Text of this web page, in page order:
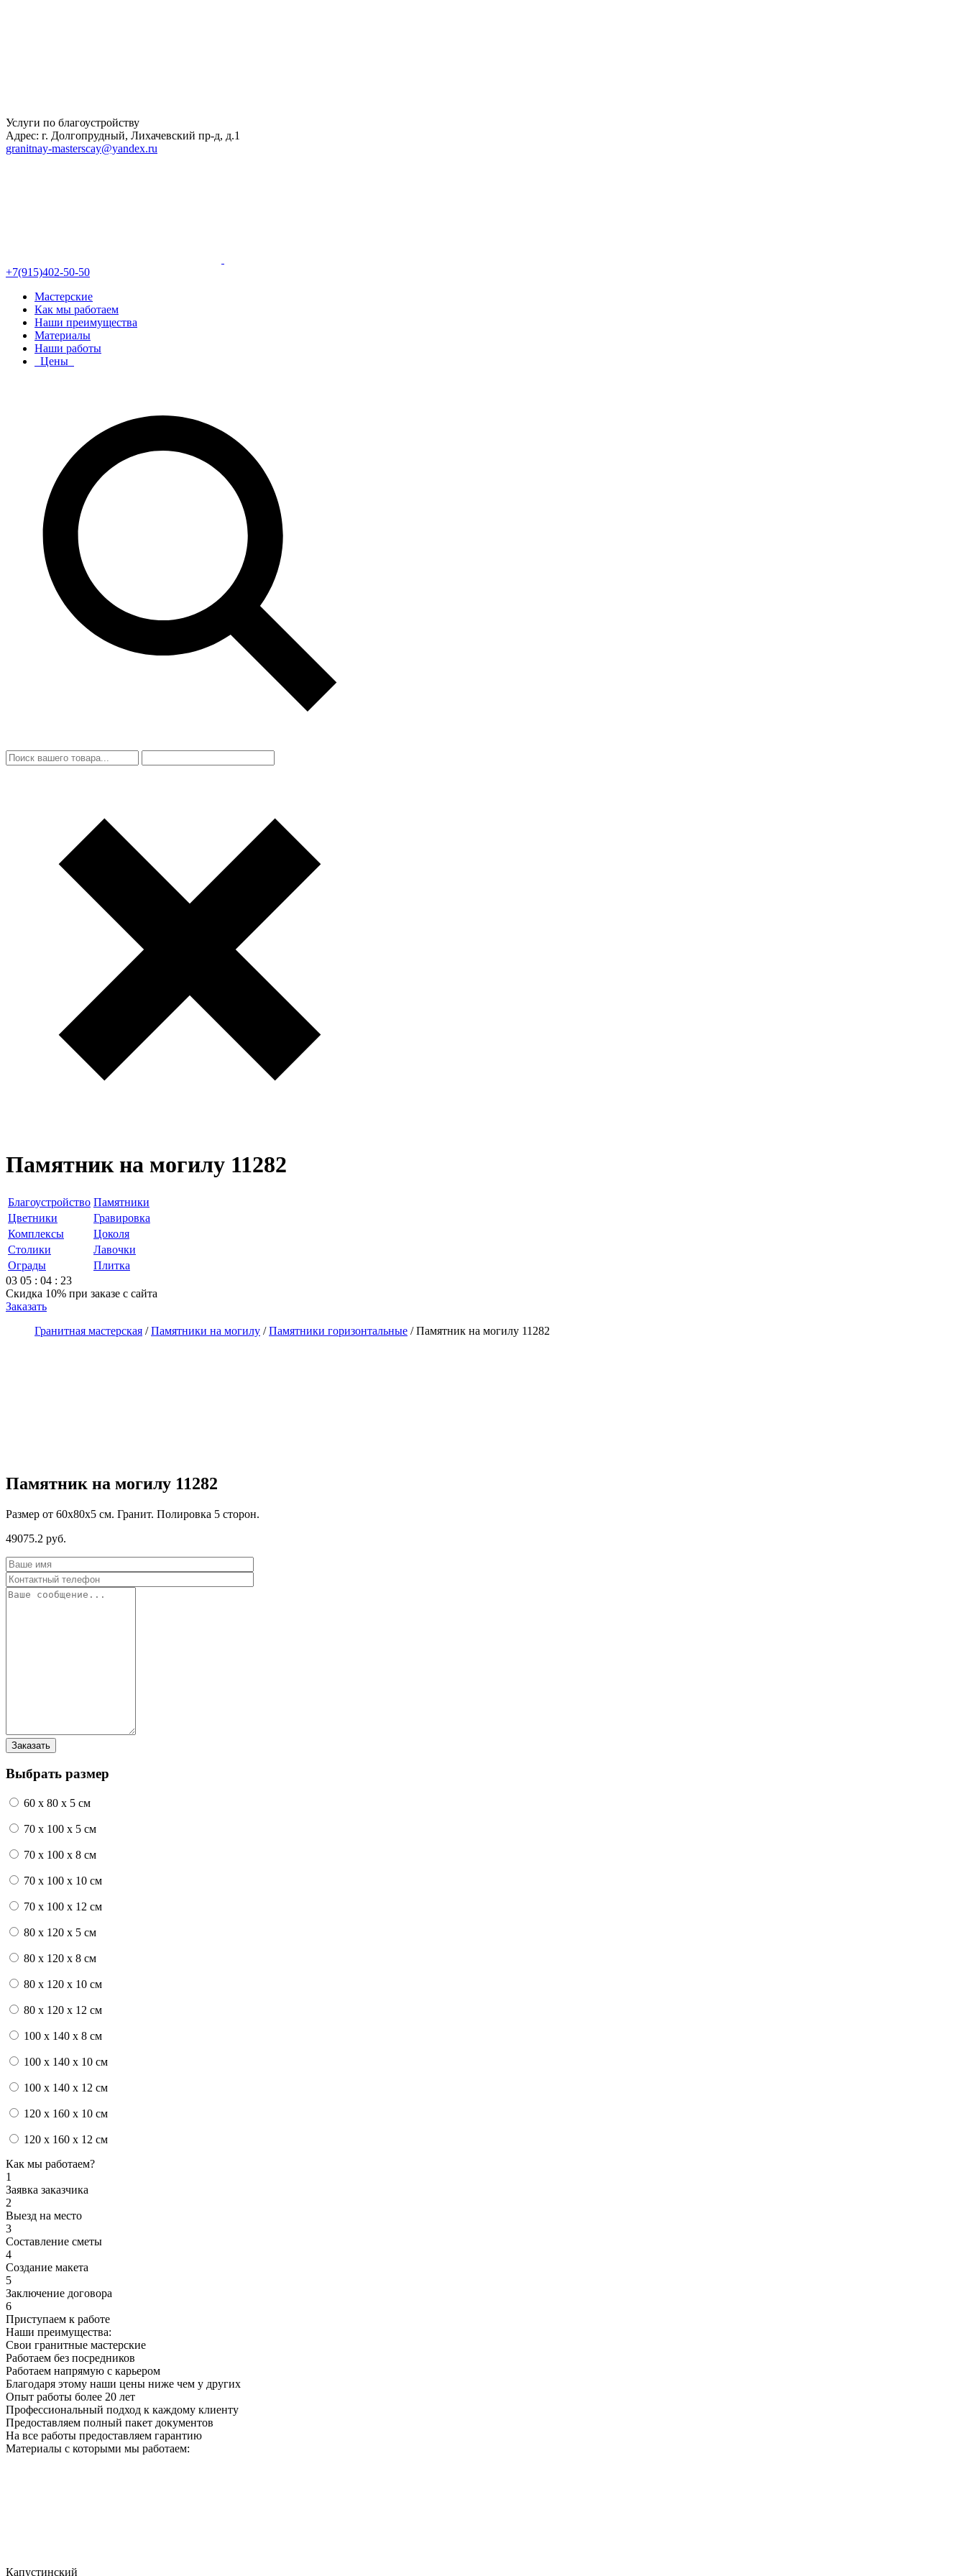
Услуги по благоустройству
Адрес: г. Долгопрудный, Лихачевский пр-д, д.1
granitnay-masterscay@yandex.ru
+7(915)402-50-50
Мастерские
Как мы работаем
Наши преимущества
Материалы
Наши работы
Цены
Памятник на могилу 11282
Благоустройство Памятники
Цветники
Гравировка
Комплексы
Цоколя
Столики
Лавочки
Ограды
Плитка
03 05 : 04 : 23
Скидка 10% при заказе с сайта
Заказать
Гранитная мастерская /Памятники на могилу /Памятники горизонтальные /Памятник на могилу 11282
Памятник на могилу 11282
Размер от 60х80х5 см. Гранит. Полировка 5 сторон.
49075.2 руб.
Выбрать размер
60 x 80 x 5 см
70 x 100 x 5 см
70 x 100 x 8 см
70 x 100 x 10 см
70 x 100 x 12 см
80 x 120 x 5 см
80 x 120 x 8 см
80 x 120 x 10 см
80 x 120 x 12 см
100 x 140 x 8 см
100 x 140 x 10 см
100 x 140 x 12 см
120 x 160 x 10 см
120 x 160 x 12 см
Как мы работаем?
1
Заявка заказчика
2
Выезд на место
3
Составление сметы
4
Создание макета
5
Заключение договора
6
Приступаем к работе
Наши преимущества:
Свои гранитные мастерские
Работаем без посредников
Работаем напрямую с карьером
Благодаря этому наши цены ниже чем у других
Опыт работы более 20 лет
Профессиональный подход к каждому клиенту
Предоставляем полный пакет документов
На все работы предоставляем гарантию
Материалы с которыми мы работаем:
Капустинский